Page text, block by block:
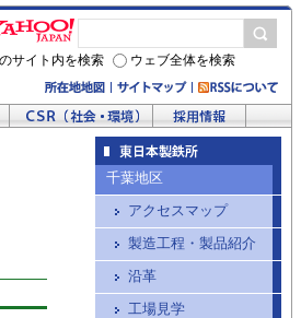
サイト内を検索 ウェブ全体を検索
千葉地区
アクセスマップ
製造工程・製品紹介
沿革
工場見学